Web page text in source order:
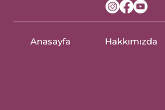
Anasayfa Hakkımızda